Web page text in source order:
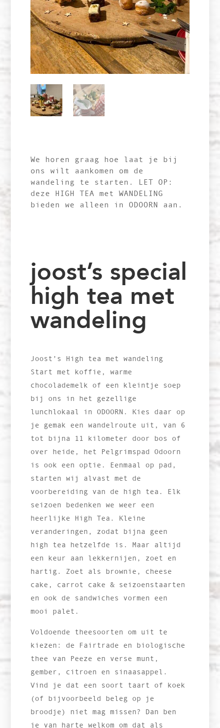
We horen graag hoe laat je bij
ons wilt aankomen om de
wandeling te starten. LET OP:
deze HIGH TEA met WANDELING
bieden we alleen in ODOORN aan.
joost’s special
high tea met
wandeling
Joost’s High tea met wandeling
Start met koffie, warme
chocolademelk of een kleintje soep
bij ons in het gezellige
lunchlokaal in ODOORN. Kies daar op
je gemak een wandelroute uit, van 6
tot bijna 11 kilometer door bos of
over heide, het Pelgrimspad Odoorn
is ook een optie. Eenmaal op pad,
starten wij alvast met de
voorbereiding van de high tea. Elk
seizoen bedenken we weer een
heerlijke High Tea. Kleine
veranderingen, zodat bijna geen
high tea hetzelfde is. Maar altijd
een keur aan lekkernijen, zoet en
hartig. Zoet als brownie, cheese
cake, carrot cake & seizoenstaarten
en ook de sandwiches vormen een
mooi palet.
Voldoende theesoorten om uit te
kiezen: de Fairtrade en biologische
thee van Peeze en verse munt,
gember, citroen en sinaasappel.
Vind je dat een soort taart of koek
(of bijvoorbeeld beleg op je
broodje) niet mag missen? Dan ben
je van harte welkom om dat als